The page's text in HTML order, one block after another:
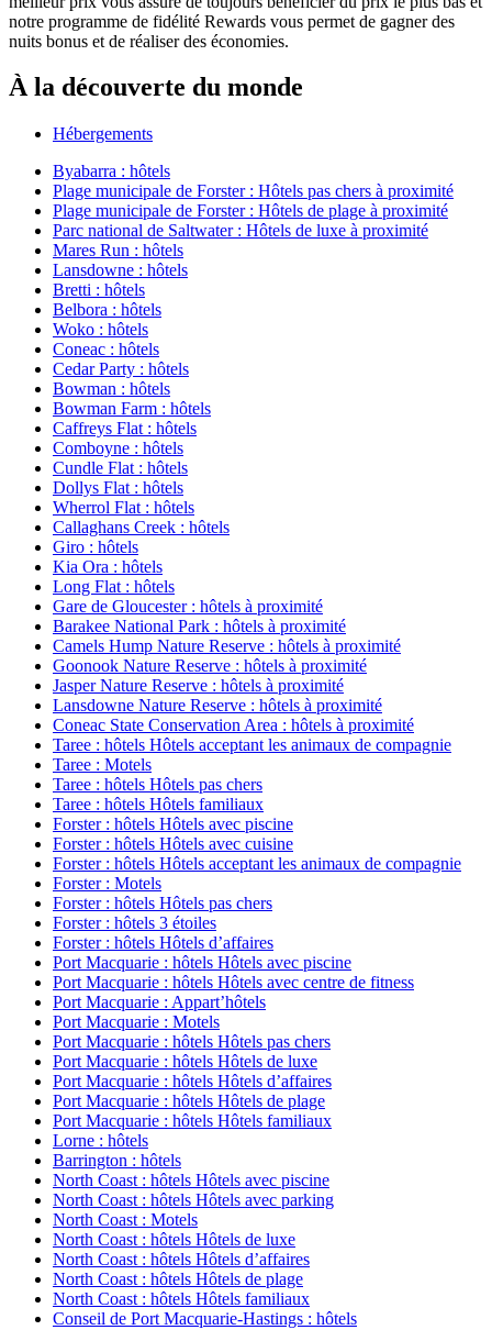
notre programme de fidélité Rewards vous permet de gagner des
nuits bonus et de réaliser des économies.
À la découverte du monde
Hébergements
Byabarra : hôtels
Plage municipale de Forster : Hôtels pas chers à proximité
Plage municipale de Forster : Hôtels de plage à proximité
Parc national de Saltwater : Hôtels de luxe à proximité
Mares Run : hôtels
Lansdowne : hôtels
Bretti : hôtels
Belbora : hôtels
Woko : hôtels
Coneac : hôtels
Cedar Party : hôtels
Bowman : hôtels
Bowman Farm : hôtels
Caffreys Flat : hôtels
Comboyne : hôtels
Cundle Flat : hôtels
Dollys Flat : hôtels
Wherrol Flat : hôtels
Callaghans Creek : hôtels
Giro : hôtels
Kia Ora : hôtels
Long Flat : hôtels
Gare de Gloucester : hôtels à proximité
Barakee National Park : hôtels à proximité
Camels Hump Nature Reserve : hôtels à proximité
Goonook Nature Reserve : hôtels à proximité
Jasper Nature Reserve : hôtels à proximité
Lansdowne Nature Reserve : hôtels à proximité
Coneac State Conservation Area : hôtels à proximité
Taree : hôtels Hôtels acceptant les animaux de compagnie
Taree : Motels
Taree : hôtels Hôtels pas chers
Taree : hôtels Hôtels familiaux
Forster : hôtels Hôtels avec piscine
Forster : hôtels Hôtels avec cuisine
Forster : hôtels Hôtels acceptant les animaux de compagnie
Forster : Motels
Forster : hôtels Hôtels pas chers
Forster : hôtels 3 étoiles
Forster : hôtels Hôtels d’affaires
Port Macquarie : hôtels Hôtels avec piscine
Port Macquarie : hôtels Hôtels avec centre de fitness
Port Macquarie : Appart’hôtels
Port Macquarie : Motels
Port Macquarie : hôtels Hôtels pas chers
Port Macquarie : hôtels Hôtels de luxe
Port Macquarie : hôtels Hôtels d’affaires
Port Macquarie : hôtels Hôtels de plage
Port Macquarie : hôtels Hôtels familiaux
Lorne : hôtels
Barrington : hôtels
North Coast : hôtels Hôtels avec piscine
North Coast : hôtels Hôtels avec parking
North Coast : Motels
North Coast : hôtels Hôtels de luxe
North Coast : hôtels Hôtels d’affaires
North Coast : hôtels Hôtels de plage
North Coast : hôtels Hôtels familiaux
Conseil de Port Macquarie-Hastings : hôtels